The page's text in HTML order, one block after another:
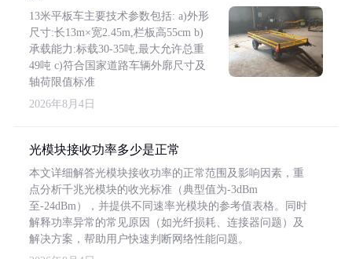
13米平板车主要技术参数包括: a)外形
尺寸:长13m×宽2.45m,栏板高55cm b)
承载能力:标载30-35吨,最大允许总重
49吨 c)符合国家道路车辆外廓尺寸及
轴荷限值标准
2026年8月4日
光模块接收功率多少是正常
本文详细解答光模块接收功率的正常范围及影响因素，重
点分析千兆光模块的收光标准（典型值为-3dBm
至-24dBm），并提供不同速率光模块的参考值表格。同时
解释功率异常的常见原因（如光纤损耗、连接器问题）及
解决方案，帮助用户快速判断网络性能问题。